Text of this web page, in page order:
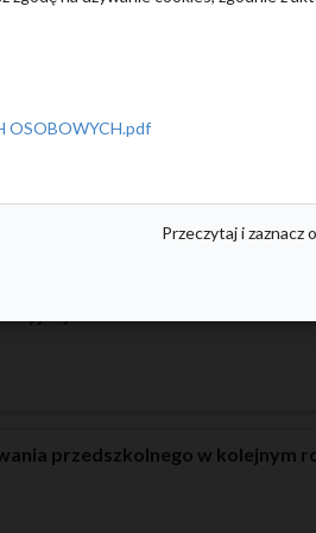
rodzic może wystąpić
dnia otrzymania uzasadnienia
przedszkolnego w kolejnym
OSOBOWYCH.pdf
Przeczytaj i zaznacz